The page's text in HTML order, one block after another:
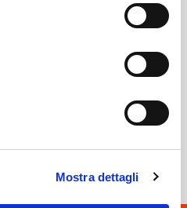
Mostra dettagli